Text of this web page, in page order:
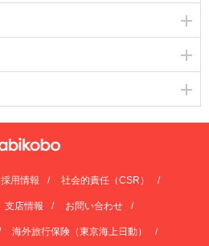
採用情報 社会的責任（CSR）
支店情報 お問い合わせ
海外旅行保険（東京海上日動）